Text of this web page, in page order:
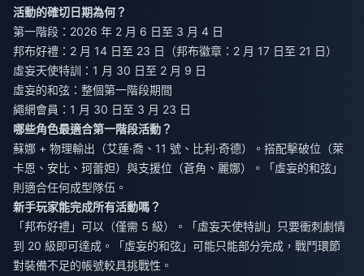
活動的確切日期為何？
第一階段：2026 年 2 月 6 日至 3 月 4 日
邦布好禮：2 月 14 日至 23 日（邦布徽章：2 月 17 日至 21 日）
虛妄天使特訓：1 月 30 日至 2 月 9 日
虛妄的和弦：整個第一階段期間
繩網會員：1 月 30 日至 3 月 23 日
哪些角色最適合第一階段活動？
蘇娜 + 物理輸出（艾蓮·喬、11 號、比利·奇德）。搭配擊破位（萊
卡恩、安比、珂蕾妲）與支援位（蒼角、麗娜）。「虛妄的和弦」
則適合任何成型隊伍。
新手玩家能完成所有活動嗎？
「邦布好禮」可以（僅需 5 級）。「虛妄天使特訓」只要衝刺劇情
到 20 級即可達成。「虛妄的和弦」可能只能部分完成，戰鬥環節
對裝備不足的帳號較具挑戰性。